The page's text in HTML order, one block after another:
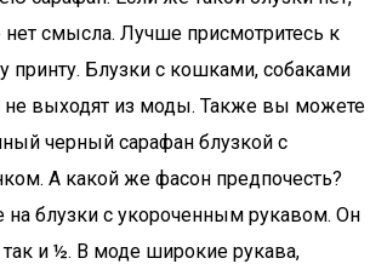
нет смысла. Лучше присмотритесь к
принту. Блузки с кошками, собаками
не выходят из моды. Также вы можете
черный сарафан блузкой с
А какой же фасон предпочесть?
на блузки с укороченным рукавом. Он
и ½. В моде широкие рукава,